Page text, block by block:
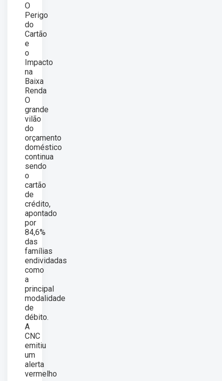
O
Perigo
do
Cartão
e
o
Impacto
na
Baixa
Renda
O
grande
vilão
do
orçamento
doméstico
continua
sendo
o
cartão
de
crédito,
apontado
por
84,6%
das
famílias
endividadas
como
a
principal
modalidade
de
débito.
A
CNC
emitiu
um
alerta
vermelho